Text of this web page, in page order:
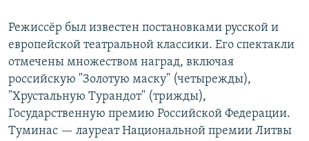
Режиссёр был известен постановками русской и
европейской театральной классики. Его спектакли
отмечены множеством наград, включая
российскую "Золотую маску" (четырежды),
"Хрустальную Турандот" (трижды),
Государственную премию Российской Федерации.
Туминас — лауреат Национальной премии Литвы